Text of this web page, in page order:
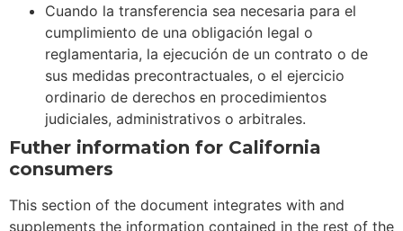
Cuando la transferencia sea necesaria para el
cumplimiento de una obligación legal o
reglamentaria, la ejecución de un contrato o de
sus medidas precontractuales, o el ejercicio
ordinario de derechos en procedimientos
judiciales, administrativos o arbitrales.
Futher information for California
consumers
This section of the document integrates with and
supplements the information contained in the rest of the